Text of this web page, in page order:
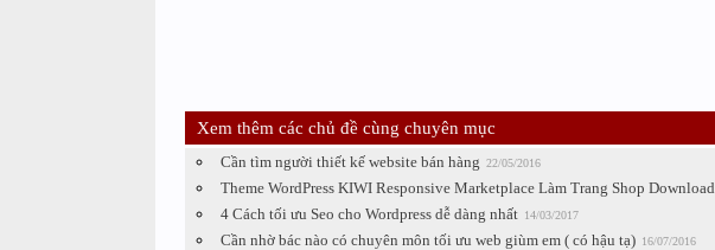
Xem thêm các chủ đề cùng chuyên mục
Cần tìm người thiết kế website bán hàng 22/05/2016
Theme WordPress KIWI Responsive Marketplace Làm Trang Shop Download
4 Cách tối ưu Seo cho Wordpress dễ dàng nhất 14/03/2017
Cần nhờ bác nào có chuyên môn tối ưu web giùm em ( có hậu tạ) 16/07/2016